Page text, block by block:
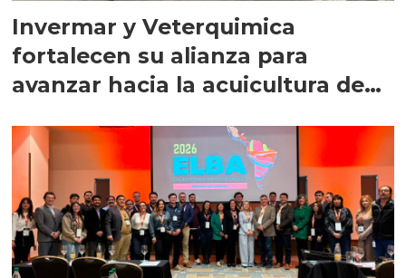
Invermar y Veterquimica
fortalecen su alianza para
avanzar hacia la acuicultura de